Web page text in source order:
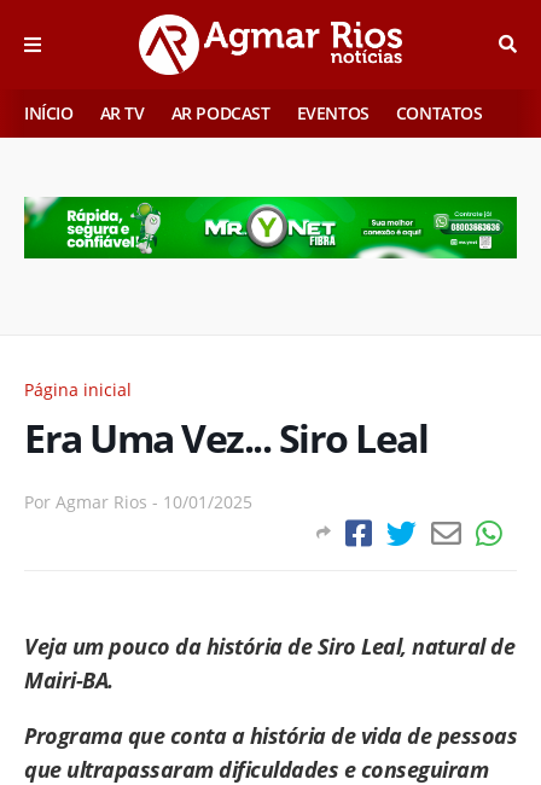
INÍCIO AR TV AR PODCAST EVENTOS CONTATOS
Página inicial
Era Uma Vez... Siro Leal
Por Agmar Rios - 10/01/2025
Veja um pouco da história de Siro Leal, natural de
Mairi-BA.
Programa que conta a história de vida de pessoas
que ultrapassaram dificuldades e conseguiram